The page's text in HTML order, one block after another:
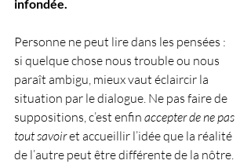
infondée.
Personne ne peut lire dans les pensées :
si quelque chose nous trouble ou nous
paraît ambigu, mieux vaut éclaircir la
situation par le dialogue. Ne pas faire de
suppositions, c’est enfin accepter de ne pas
tout savoir et accueillir l’idée que la réalité
de l’autre peut être différente de la nôtre.